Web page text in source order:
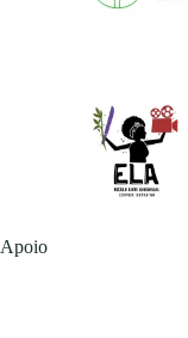
Apoio